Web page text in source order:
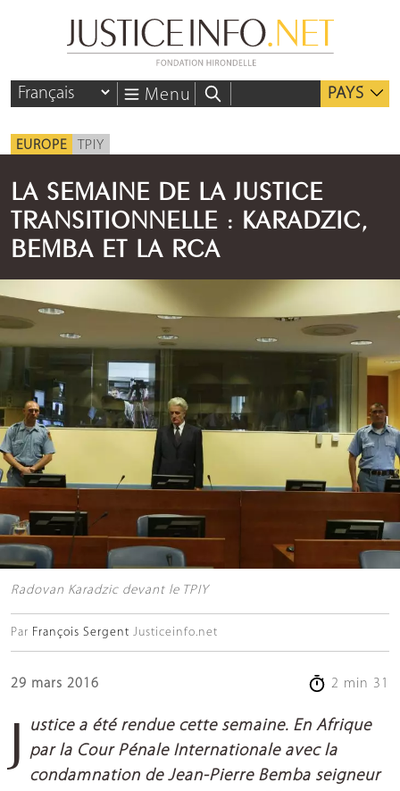
Menu PAYS
EUROPE TPIY
LA SEMAINE DE LA JUSTICE
TRANSITIONNELLE : KARADZIC,
BEMBA ET LA RCA
Radovan Karadzic devant le TPIY
Par François Sergent Justiceinfo.net
29 mars 2016 2 min 31
par la Cour Pénale Internationale avec la
condamnation de Jean-Pierre Bemba seigneur